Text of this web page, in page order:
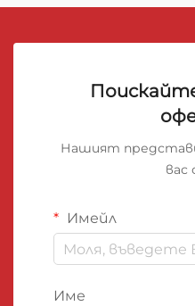
Нашият
вас
Имейл
Име